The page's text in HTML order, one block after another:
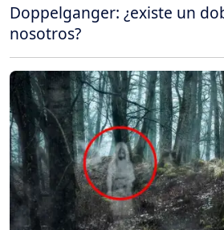
Doppelganger: ¿existe un
nosotros?